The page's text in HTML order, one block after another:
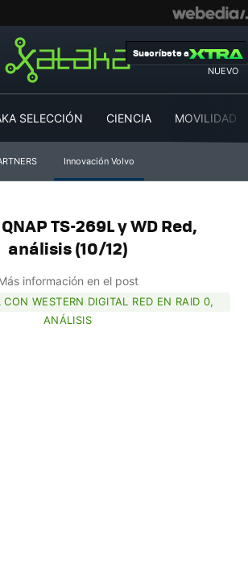
NUEVO
Suscríbete a
SELECCIÓN CIENCIA MOVILIDAD
Innovación Volvo
TS-269L y WD Red,
análisis (10/12)
información en el post
WESTERN DIGITAL RED EN RAID 0,
ANÁLISIS